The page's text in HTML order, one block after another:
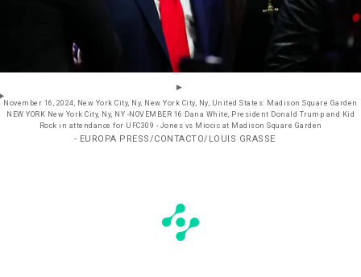
November 16, 2024, New York City, Ny, New York City, Ny, United States: Madison Square Garden
NEW YORK New York City, Ny, NY -NOVEMBER 16:Dana White, President Donald Trump and Kid
Rock in attendance for UFC309 - Jones vs Miocic at Madison Square Garden
- EUROPA PRESS/CONTACTO/LOUIS GRASSE